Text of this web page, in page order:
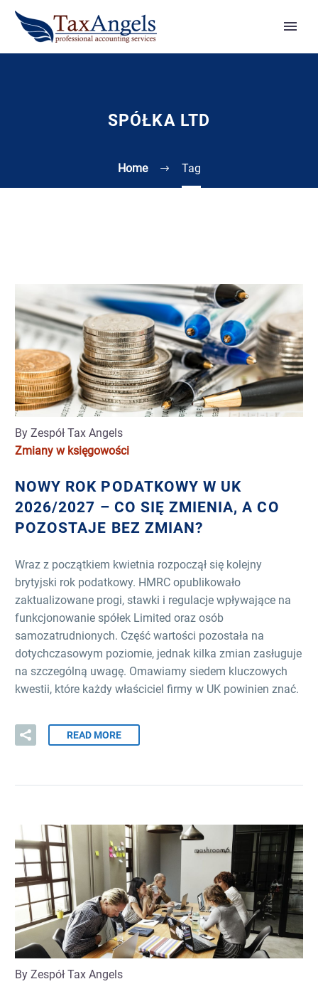
SPÓŁKA LTD
Home Tag
By Zespół Tax Angels
Zmiany w księgowości
NOWY ROK PODATKOWY W UK
2026/2027 – CO SIĘ ZMIENIA, A CO
POZOSTAJE BEZ ZMIAN?
Wraz z początkiem kwietnia rozpoczął się kolejny
brytyjski rok podatkowy. HMRC opublikowało
zaktualizowane progi, stawki i regulacje wpływające na
funkcjonowanie spółek Limited oraz osób
samozatrudnionych. Część wartości pozostała na
dotychczasowym poziomie, jednak kilka zmian zasługuje
na szczególną uwagę. Omawiamy siedem kluczowych
kwestii, które każdy właściciel firmy w UK powinien znać.
READ MORE
By Zespół Tax Angels